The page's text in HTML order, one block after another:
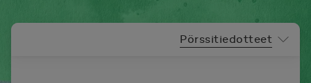
Pörssitiedotteet